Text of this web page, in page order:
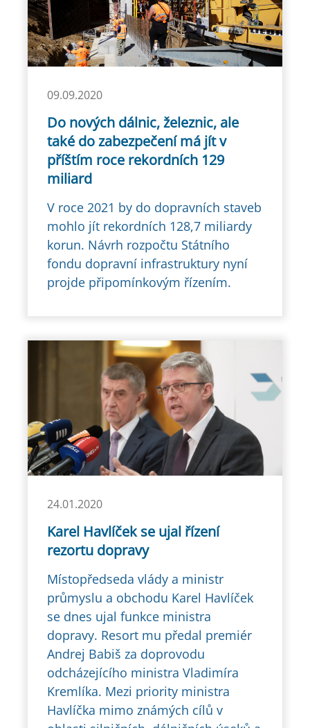
09.09.2020
Do nových dálnic, železnic, ale
také do zabezpečení má jít v
příštím roce rekordních 129
miliard
V roce 2021 by do dopravních staveb
mohlo jít rekordních 128,7 miliardy
korun. Návrh rozpočtu Státního
fondu dopravní infrastruktury nyní
projde připomínkovým řízením.
24.01.2020
Karel Havlíček se ujal řízení
rezortu dopravy
Místopředseda vlády a ministr
průmyslu a obchodu Karel Havlíček
se dnes ujal funkce ministra
dopravy. Resort mu předal premiér
Andrej Babiš za doprovodu
odcházejícího ministra Vladimíra
Kremlíka. Mezi priority ministra
Havlíčka mimo známých cílů v